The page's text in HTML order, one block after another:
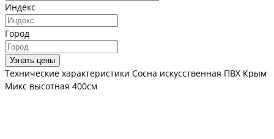
Индекс
Город
Узнать цены
Технические характеристики Сосна искусственная ПВХ Крым
Микс высотная 400см